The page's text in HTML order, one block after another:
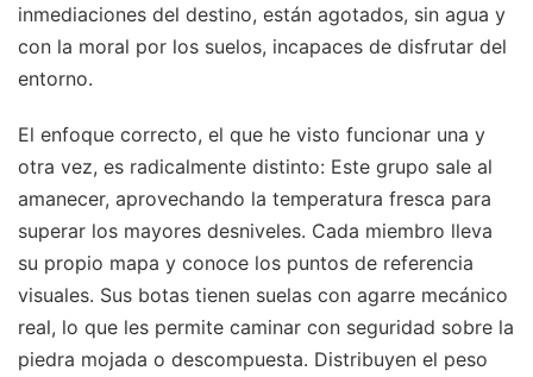
inmediaciones del destino, están agotados, sin agua y
con la moral por los suelos, incapaces de disfrutar del
entorno.
El enfoque correcto, el que he visto funcionar una y
otra vez, es radicalmente distinto: Este grupo sale al
amanecer, aprovechando la temperatura fresca para
superar los mayores desniveles. Cada miembro lleva
su propio mapa y conoce los puntos de referencia
visuales. Sus botas tienen suelas con agarre mecánico
real, lo que les permite caminar con seguridad sobre la
piedra mojada o descompuesta. Distribuyen el peso